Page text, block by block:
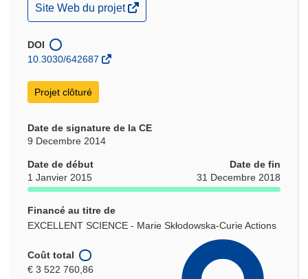
(s’ouvre
dans
nouvelle
fenêtre)
Site Web du projet
DOI
10.3030/642687
Projet clôturé
Date de signature de la CE
9 Decembre 2014
Date de début
1 Janvier 2015
Date de fin
31 Decembre 2018
Financé au titre de
EXCELLENT SCIENCE - Marie Skłodowska-Curie Actions
Coût total
€ 3 522 760,86